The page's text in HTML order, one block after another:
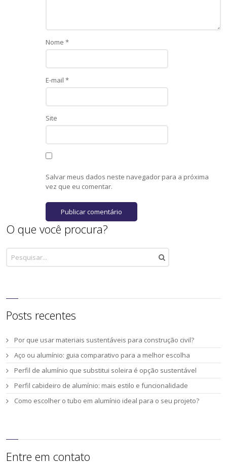
Nome*
E-mail*
Site
Salvar meus dados neste navegador para a próxima
vez que eu comentar.
O que você procura?
Posts recentes
Por que usar materiais sustentáveis para construção civil?
Aço ou alumínio: guia comparativo para a melhor escolha
Perfil de alumínio que substitui soleira é opção sustentável
Perfil cabideiro de alumínio: mais estilo e funcionalidade
Como escolher o tubo em alumínio ideal para o seu projeto?
Entre em contato